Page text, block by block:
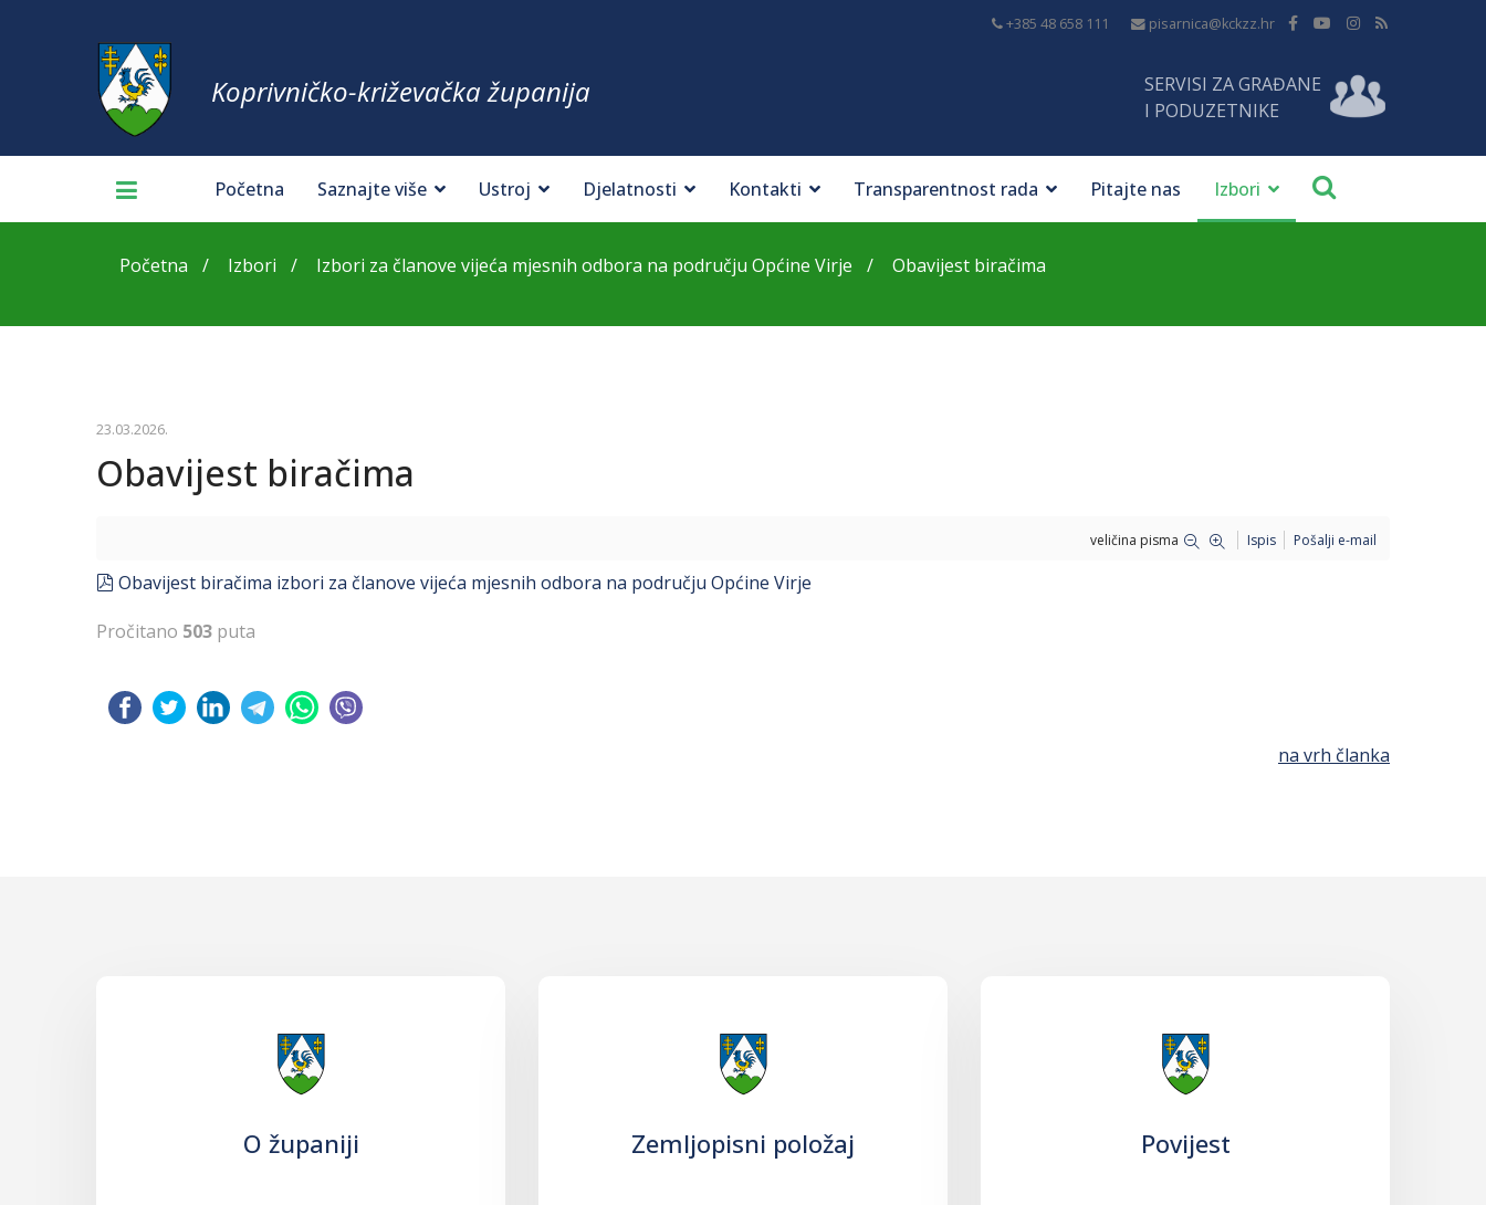
+385 48 658 111 pisarnica@kckzz.hr
Koprivničko-križevačka županija
SERVISI ZA GRAĐANE
I PODUZETNIKE
Početna Saznajte više Ustroj Djelatnosti Kontakti Transparentnost rada Pitajte nas Izbori
Početna Izbori Izbori za članove vijeća mjesnih odbora na području Općine Virje Obavijest biračima
23.03.2026.
Obavijest biračima
veličina pisma Ispis Pošalji e-mail
pdf
Obavijest biračima izbori za članove vijeća mjesnih odbora na području Općine Virje
Pročitano 503 puta
na vrh članka
O županiji Zemljopisni položaj Povijest